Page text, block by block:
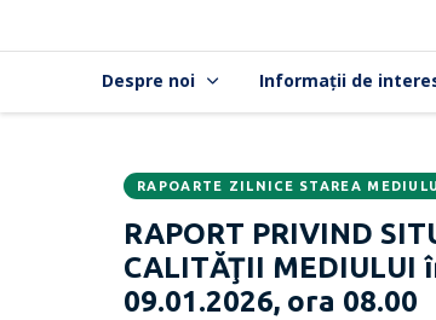
Despre noi Informații de
CATEGORIA:
RAPOARTE ZILNICE STAREA
RAPORT PRIVIND
CALITĂŢII
09.01.2026, ora 08.00
Data
publicării: